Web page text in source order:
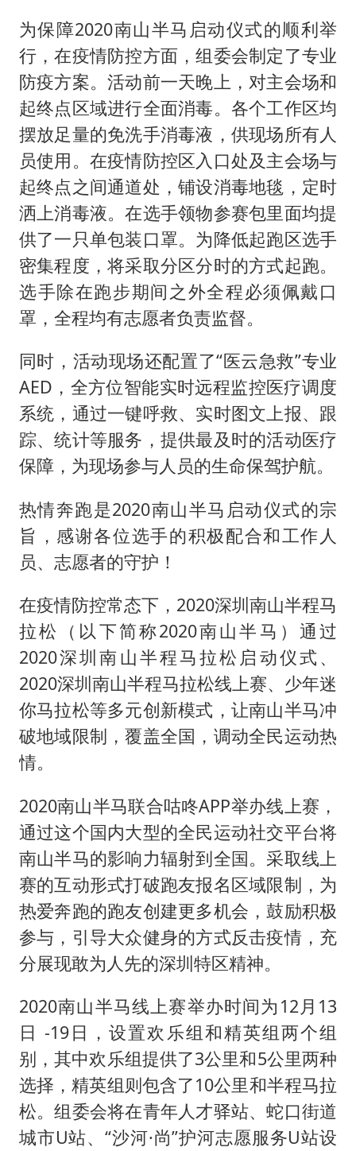
为保障2020南山半马启动仪式的顺利举
行，在疫情防控方面，组委会制定了专业
防疫方案。活动前一天晚上，对主会场和
起终点区域进行全面消毒。各个工作区均
摆放足量的免洗手消毒液，供现场所有人
员使用。在疫情防控区入口处及主会场与
起终点之间通道处，铺设消毒地毯，定时
洒上消毒液。在选手领物参赛包里面均提
供了一只单包装口罩。为降低起跑区选手
密集程度，将采取分区分时的方式起跑。
选手除在跑步期间之外全程必须佩戴口
罩，全程均有志愿者负责监督。
同时，活动现场还配置了“医云急救”专业
AED，全方位智能实时远程监控医疗调度
系统，通过一键呼救、实时图文上报、跟
踪、统计等服务，提供最及时的活动医疗
保障，为现场参与人员的生命保驾护航。
热情奔跑是2020南山半马启动仪式的宗
旨，感谢各位选手的积极配合和工作人
员、志愿者的守护！
在疫情防控常态下，2020深圳南山半程马
拉松（以下简称2020南山半马）通过
2020深圳南山半程马拉松启动仪式、
2020深圳南山半程马拉松线上赛、少年迷
你马拉松等多元创新模式，让南山半马冲
破地域限制，覆盖全国，调动全民运动热
情。
2020南山半马联合咕咚APP举办线上赛，
通过这个国内大型的全民运动社交平台将
南山半马的影响力辐射到全国。采取线上
赛的互动形式打破跑友报名区域限制，为
热爱奔跑的跑友创建更多机会，鼓励积极
参与，引导大众健身的方式反击疫情，充
分展现敢为人先的深圳特区精神。
2020南山半马线上赛举办时间为12月13
日 -19日，设置欢乐组和精英组两个组
别，其中欢乐组提供了3公里和5公里两种
选择，精英组则包含了10公里和半程马拉
松。组委会将在青年人才驿站、蛇口街道
城市U站、“沙河·尚”护河志愿服务U站设